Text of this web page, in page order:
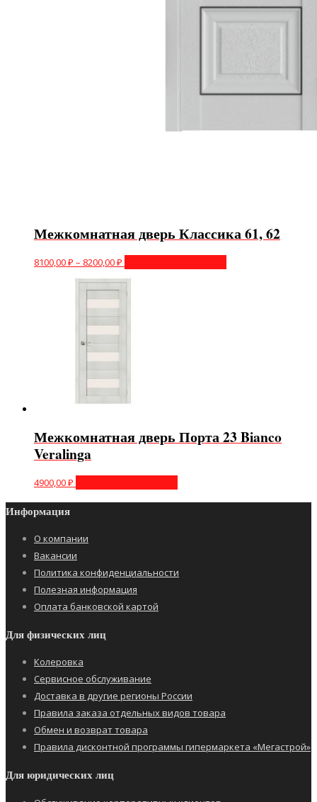
Межкомнатная дверь Классика 61, 62
8100,00₽ – 8200,00₽
Межкомнатная дверь Порта 23 Bianco
Veralinga
4900,00₽
Информация
О компании
Вакансии
Политика конфиденциальности
Полезная информация
Оплата банковской картой
Для физических лиц
Колеровка
Сервисное обслуживание
Доставка в другие регионы России
Правила заказа отдельных видов товара
Обмен и возврат товара
Правила дисконтной программы гипермаркета «Мегастрой»
Для юридических лиц